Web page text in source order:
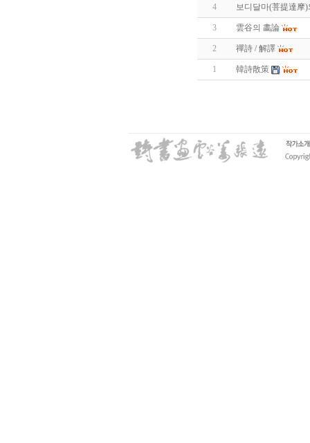
4 보디달마(菩提達摩)
3 雲谷의 畵論
2 禪詩 / 解譯
1 韓詩散策